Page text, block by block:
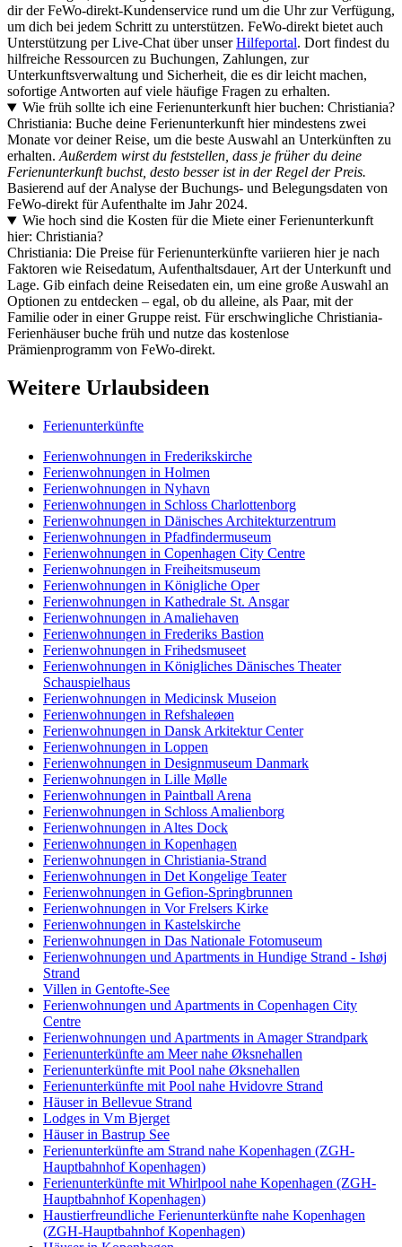
dir der FeWo-direkt-Kundenservice rund um die Uhr zur Verfügung,
um dich bei jedem Schritt zu unterstützen. FeWo-direkt bietet auch
Unterstützung per Live-Chat über unserHilfeportal. Dort findest du
hilfreiche Ressourcen zu Buchungen, Zahlungen, zur
Unterkunftsverwaltung und Sicherheit, die es dir leicht machen,
sofortige Antworten auf viele häufige Fragen zu erhalten.
Wie früh sollte ich eine Ferienunterkunft hier buchen: Christiania?
Christiania: Buche deine Ferienunterkunft hier mindestens zwei
Monate vor deiner Reise, um die beste Auswahl an Unterkünften zu
erhalten. Außerdem wirst du feststellen, dass je früher du deine
Ferienunterkunft buchst, desto besser ist in der Regel der Preis.
Basierend auf der Analyse der Buchungs- und Belegungsdaten von
FeWo-direkt für Aufenthalte im Jahr 2024.
Wie hoch sind die Kosten für die Miete einer Ferienunterkunft
hier: Christiania?
Christiania: Die Preise für Ferienunterkünfte variieren hier je nach
Faktoren wie Reisedatum, Aufenthaltsdauer, Art der Unterkunft und
Lage. Gib einfach deine Reisedaten ein, um eine große Auswahl an
Optionen zu entdecken – egal, ob du alleine, als Paar, mit der
Familie oder in einer Gruppe reist. Für erschwingliche Christiania-
Ferienhäuser buche früh und nutze das kostenlose
Prämienprogramm von FeWo-direkt.
Weitere Urlaubsideen
Ferienunterkünfte
Ferienwohnungen in Frederikskirche
Ferienwohnungen in Holmen
Ferienwohnungen in Nyhavn
Ferienwohnungen in Schloss Charlottenborg
Ferienwohnungen in Dänisches Architekturzentrum
Ferienwohnungen in Pfadfindermuseum
Ferienwohnungen in Copenhagen City Centre
Ferienwohnungen in Freiheitsmuseum
Ferienwohnungen in Königliche Oper
Ferienwohnungen in Kathedrale St. Ansgar
Ferienwohnungen in Amaliehaven
Ferienwohnungen in Frederiks Bastion
Ferienwohnungen in Frihedsmuseet
Ferienwohnungen in Königliches Dänisches Theater
Schauspielhaus
Ferienwohnungen in Medicinsk Museion
Ferienwohnungen in Refshaleøen
Ferienwohnungen in Dansk Arkitektur Center
Ferienwohnungen in Loppen
Ferienwohnungen in Designmuseum Danmark
Ferienwohnungen in Lille Mølle
Ferienwohnungen in Paintball Arena
Ferienwohnungen in Schloss Amalienborg
Ferienwohnungen in Altes Dock
Ferienwohnungen in Kopenhagen
Ferienwohnungen in Christiania-Strand
Ferienwohnungen in Det Kongelige Teater
Ferienwohnungen in Gefion-Springbrunnen
Ferienwohnungen in Vor Frelsers Kirke
Ferienwohnungen in Kastelskirche
Ferienwohnungen in Das Nationale Fotomuseum
Ferienwohnungen und Apartments in Hundige Strand - Ishøj
Strand
Villen in Gentofte-See
Ferienwohnungen und Apartments in Copenhagen City
Centre
Ferienwohnungen und Apartments in Amager Strandpark
Ferienunterkünfte am Meer nahe Øksnehallen
Ferienunterkünfte mit Pool nahe Øksnehallen
Ferienunterkünfte mit Pool nahe Hvidovre Strand
Häuser in Bellevue Strand
Lodges in Vm Bjerget
Häuser in Bastrup See
Ferienunterkünfte am Strand nahe Kopenhagen (ZGH-
Hauptbahnhof Kopenhagen)
Ferienunterkünfte mit Whirlpool nahe Kopenhagen (ZGH-
Hauptbahnhof Kopenhagen)
Haustierfreundliche Ferienunterkünfte nahe Kopenhagen
(ZGH-Hauptbahnhof Kopenhagen)